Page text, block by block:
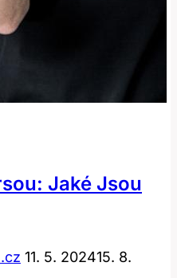
Jaké Jsou
11. 5. 202415. 8.